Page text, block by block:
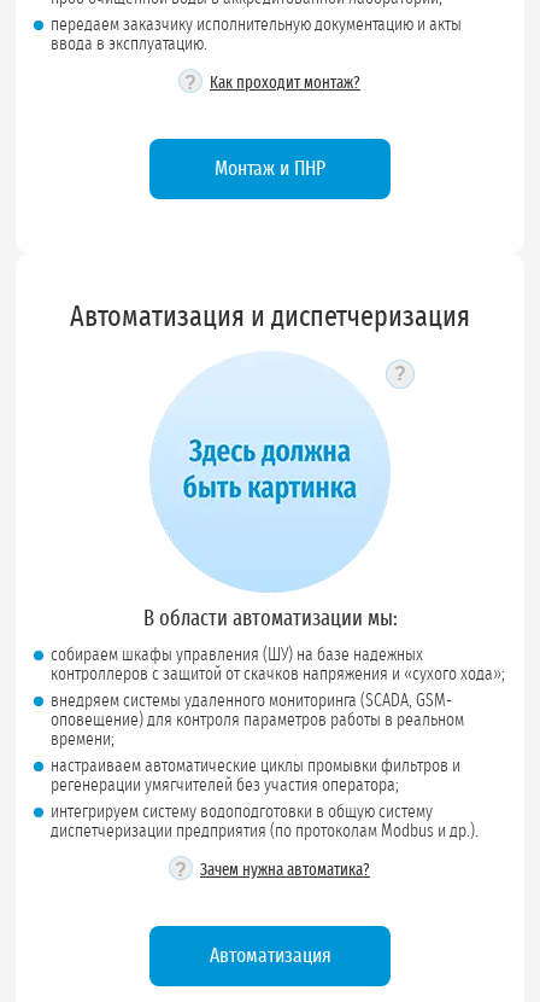
передаем заказчику исполнительную документацию и акты
ввода в эксплуатацию.
? Как проходит монтаж?
Монтаж и ПНР
Автоматизация и диспетчеризация
?Подсказка по
В области автоматизации мы:
собираем шкафы управления (ШУ) на базе надежных
контроллеров с защитой от скачков напряжения и «сухого хода»;
внедряем системы удаленного мониторинга (SCADA, GSM-
оповещение) для контроля параметров работы в реальном
времени;
настраиваем автоматические циклы промывки фильтров и
регенерации умягчителей без участия оператора;
интегрируем систему водоподготовки в общую систему
диспетчеризации предприятия (по протоколам Modbus и др.).
? Зачем нужна автоматика?
Автоматизация